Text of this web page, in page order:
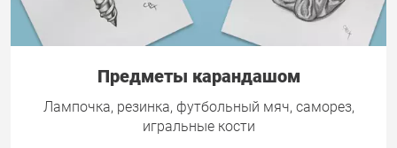
Предметы карандашом
Лампочка, резинка, футбольный мяч, саморез,
игральные кости